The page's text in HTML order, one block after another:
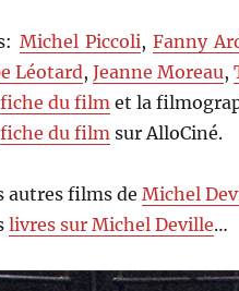
Michel Piccoli,Fanny
Léotard,Jeanne Moreau,
fiche du film et la
fiche du film sur AlloCiné.
autres films deMichel
livres sur Michel Deville…